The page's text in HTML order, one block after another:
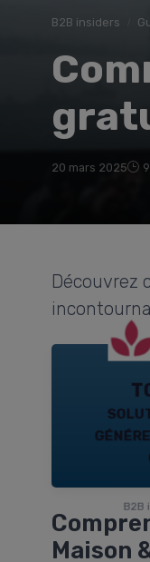
B2B insiders
20 mars 2025
Découvrez
Maison